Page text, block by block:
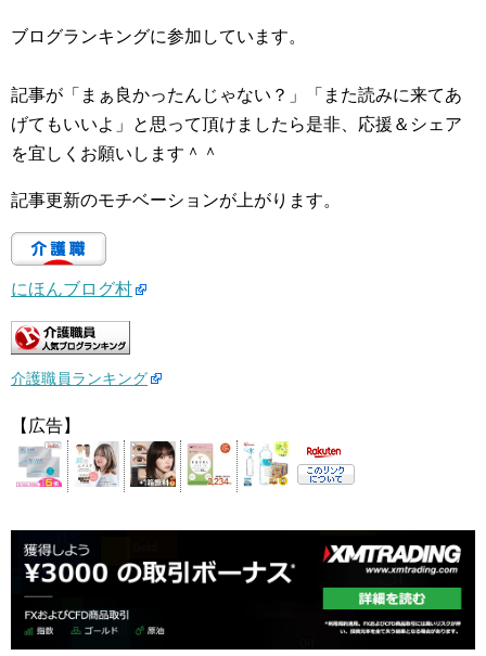
ブログランキングに参加しています。
記事が「まぁ良かったんじゃない？」「また読みに来てあ
げてもいいよ」と思って頂けましたら是非、応援＆シェア
を宜しくお願いします＾＾
記事更新のモチベーションが上がります。
にほんブログ村
介護職員ランキング
【広告】